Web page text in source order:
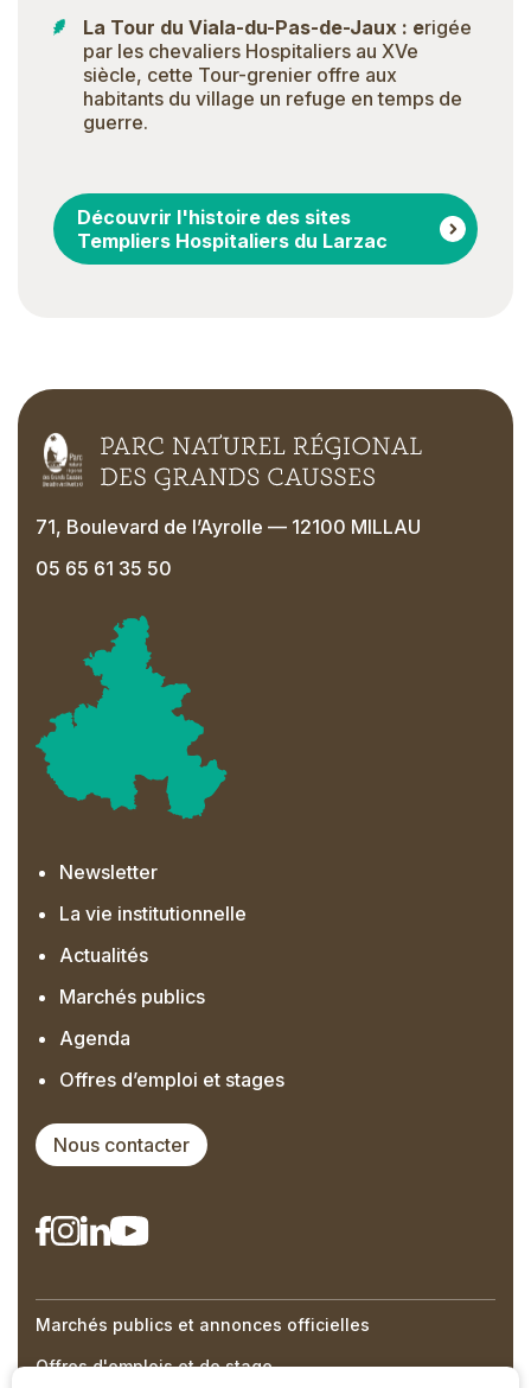
La Tour du Viala-du-Pas-de-Jaux : erigée
par les chevaliers Hospitaliers au XVe
siècle, cette Tour-grenier offre aux
habitants du village un refuge en temps de
guerre.
Découvrir l'histoire des sites
Templiers Hospitaliers du Larzac
71, Boulevard de l’Ayrolle — 12100 MILLAU
05 65 61 35 50
Newsletter
La vie institutionnelle
Actualités
Marchés publics
Agenda
Offres d’emploi et stages
Nous contacter
Right
Marchés publics et annonces officielles
Offres d'emplois et de stage